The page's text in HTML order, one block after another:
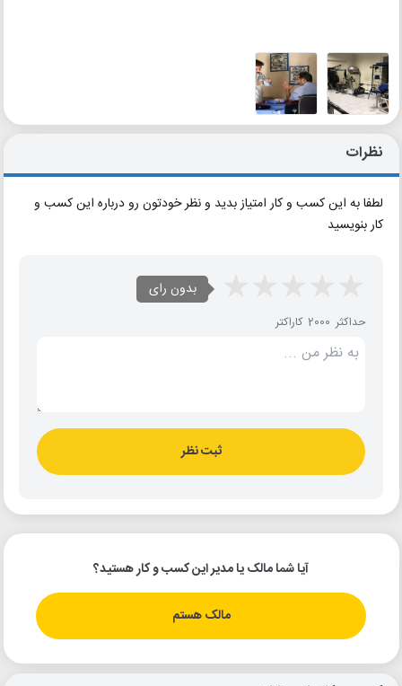
نظرات
لطفا به این کسب و کار امتیاز بدید و نظر خودتون رو درباره این کسب و
کار بنویسید
بدون رای
حداکثر 2000 کاراکتر
ثبت نظر
آیا شما مالک یا مدیر این کسب و کار هستید؟
مالک هستم